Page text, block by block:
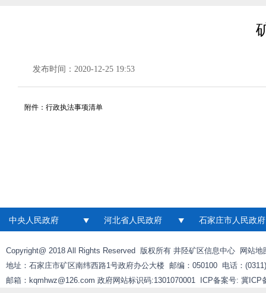
发布时间：2020-12-25 19:53
附件：行政执法事项清单